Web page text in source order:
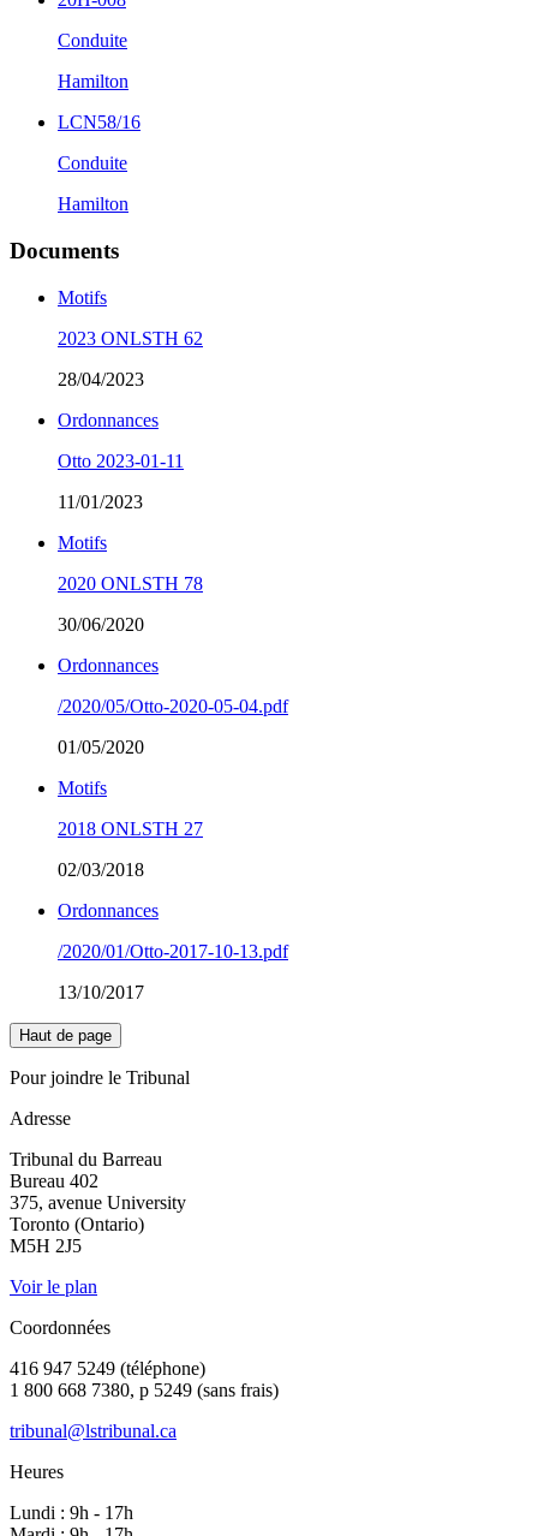
Conduite
Hamilton
LCN58/16
Conduite
Hamilton
Documents
Motifs
2023 ONLSTH 62
28/04/2023
Ordonnances
Otto 2023-01-11
11/01/2023
Motifs
2020 ONLSTH 78
30/06/2020
Ordonnances
/2020/05/Otto-2020-05-04.pdf
01/05/2020
Motifs
2018 ONLSTH 27
02/03/2018
Ordonnances
/2020/01/Otto-2017-10-13.pdf
13/10/2017
Haut de page
Pour joindre le Tribunal
Adresse
Tribunal du Barreau
Bureau 402
375, avenue University
Toronto (Ontario)
M5H 2J5
Voir le plan
Coordonnées
416 947 5249 (téléphone)
1 800 668 7380, p 5249 (sans frais)
tribunal@lstribunal.ca
Heures
Lundi : 9h - 17h